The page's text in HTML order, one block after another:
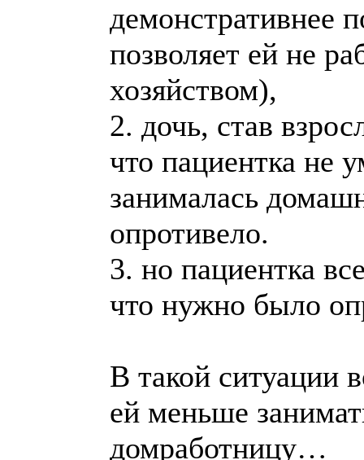
демонстративнее
позволяет ей не
хозяйством),
2. дочь, став
что пациентка не
занималась
опротивело.
3. но пациентка
что нужно было
В такой ситуации
ей меньше
домработницу…